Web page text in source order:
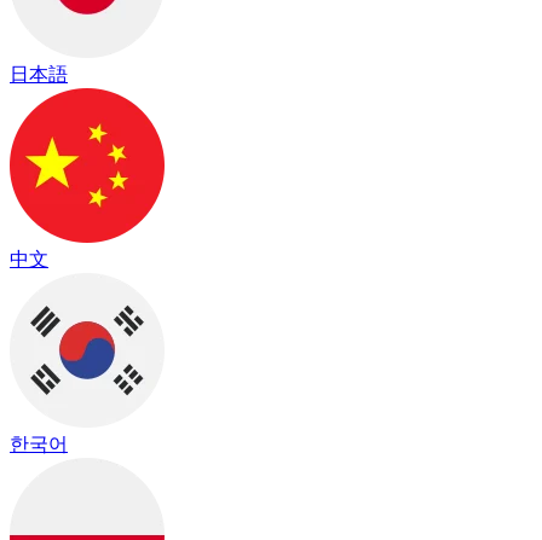
日本語
中文
한국어